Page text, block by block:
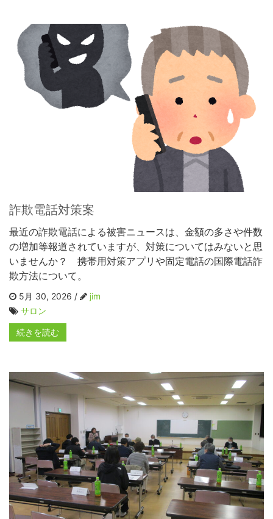
詐欺電話対策案
最近の詐欺電話による被害ニュースは、金額の多さや件数
の増加等報道されていますが、対策についてはみないと思
いませんか？ 携帯用対策アプリや固定電話の国際電話詐
欺方法について。
5月 30, 2026 /
jim
サロン
続きを読む